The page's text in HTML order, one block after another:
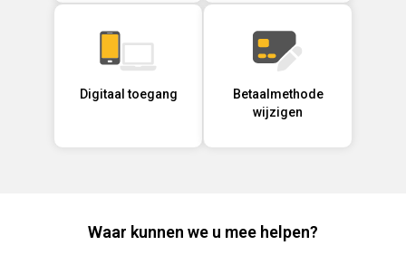
Digitaal toegang
Betaalmethode
wijzigen
Waar kunnen we u mee helpen?